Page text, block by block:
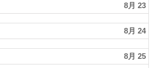
8月 23
8月 24
8月 25